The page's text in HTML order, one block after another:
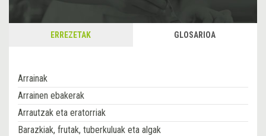
ERREZETAK GLOSARIOA
Arrainak
Arrainen ebakerak
Arrautzak eta eratorriak
Barazkiak, frutak, tuberkuluak eta algak